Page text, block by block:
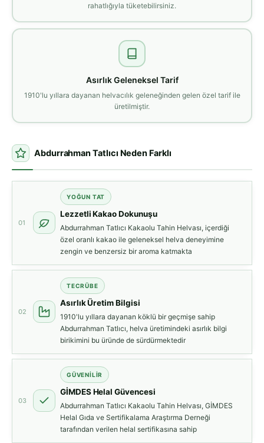
rahatlığıyla tüketebilirsiniz.
Asırlık Geleneksel Tarif
1910'lu yıllara dayanan helvacılık geleneğinden gelen özel tarif ile
üretilmiştir.
Abdurrahman Tatlıcı Neden Farklı
01
YOĞUN TAT
Lezzetli Kakao Dokunuşu
Abdurrahman Tatlıcı Kakaolu Tahin Helvası, içerdiği
özel oranlı kakao ile geleneksel helva deneyimine
zengin ve benzersiz bir aroma katmakta
02
TECRÜBE
Asırlık Üretim Bilgisi
1910'lu yıllara dayanan köklü bir geçmişe sahip
Abdurrahman Tatlıcı, helva üretimindeki asırlık bilgi
birikimini bu üründe de sürdürmektedir
03
GÜVENILIR
GİMDES Helal Güvencesi
Abdurrahman Tatlıcı Kakaolu Tahin Helvası, GİMDES
Helal Gıda ve Sertifikalama Araştırma Derneği
tarafından verilen helal sertifikasına sahip